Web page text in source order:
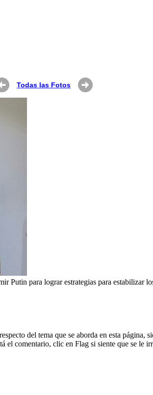
Todas las Fotos
Putin para lograr estrategias para estabilizar
del tema que se aborda en esta página,
el comentario, clic en Flag si siente que se le